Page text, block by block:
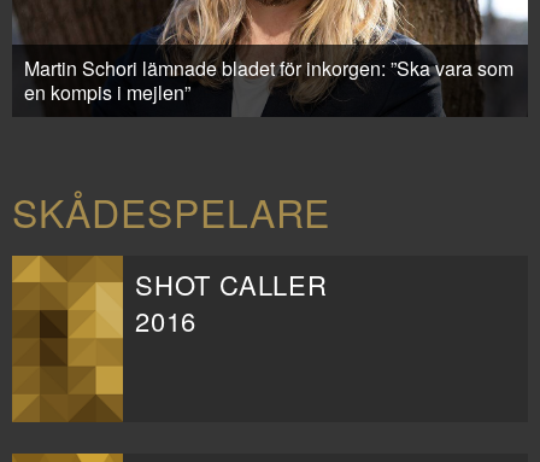
Martin Schori lämnade bladet för inkorgen: ”Ska vara som
en kompis i mejlen”
SKÅDESPELARE
SHOT CALLER
2016